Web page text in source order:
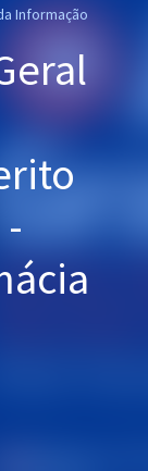
Informação